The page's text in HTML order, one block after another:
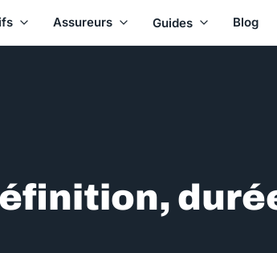
Assureurs Guides Blog